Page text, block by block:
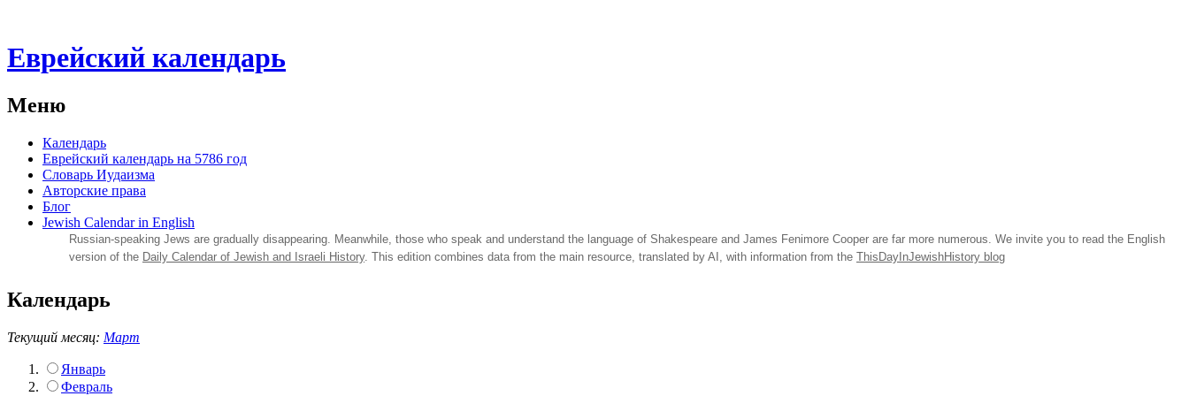
Еврейский календарь
Меню
Календарь
Еврейский календарь на 5786 год
Словарь Иудаизма
Авторские права
Блог
Jewish Calendar in English
Russian‑speaking Jews are gradually disappearing. Meanwhile, those who speak and understand the language of Shakespeare and James Fenimore Cooper are far more numerous. We invite you to read the English
version of the Daily Calendar of Jewish and Israeli History. This edition combines data from the main resource, translated by AI, with information from the ThisDayInJewishHistory blog
Календарь
Текущий месяц: Март
Январь
Февраль